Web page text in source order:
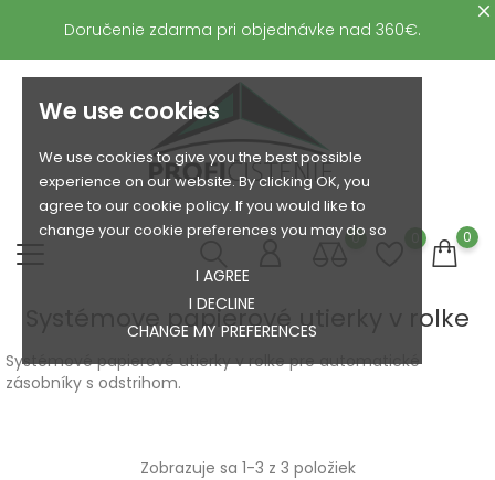
We use cookies
We use cookies to give you the best possible
experience on our website. By clicking OK, you
agree to our cookie policy. If you would like to
change your cookie preferences you may do so
I AGREE
I DECLINE
CHANGE MY PREFERENCES
Doručenie zdarma pri objednávke nad 360€.
0 0
Systémove papierové utierky v rolke
Systémové papierové utierky v rolke pre automatické
zásobníky s odstrihom.
Zobrazuje sa 1-3 z 3 položiek